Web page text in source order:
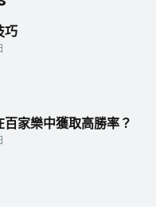
巧
家樂中獲取高勝率？